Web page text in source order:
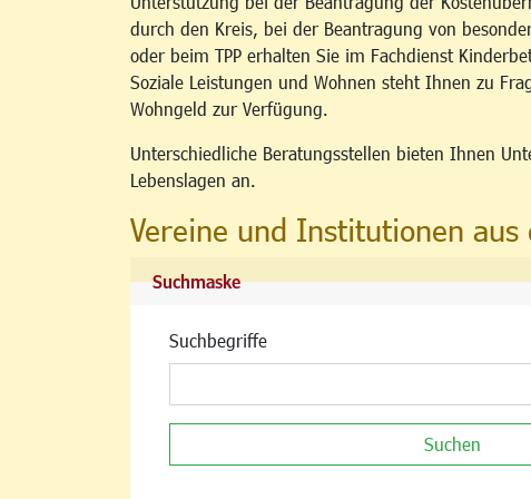
durch den Kreis, bei der Beantragung von
oder beim TPP erhalten Sie im Fachdienst
Soziale Leistungen und Wohnen steht Ihnen zu
Wohngeld zur Verfügung.
Unterschiedliche Beratungsstellen bieten Ihnen
Lebenslagen an.
Vereine und Institutionen aus
Suchmaske
Suchbegriffe
Suchen